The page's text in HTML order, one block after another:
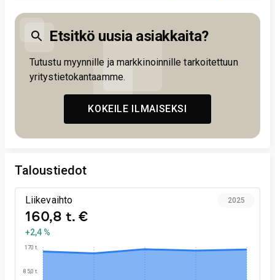
Etsitkö uusia asiakkaita?
Tutustu myynnille ja markkinoinnille tarkoitettuun
yritystietokantaamme.
KOKEILE ILMAISEKSI
Taloustiedot
Liikevaihto
160,8 t. €
+2,4 %
2025
85,0 t.
170 t.